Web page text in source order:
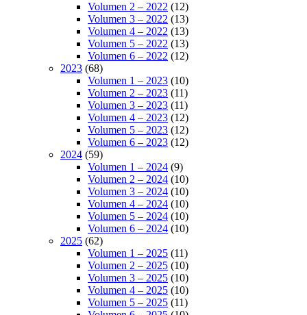
Volumen 2 – 2022 (12)
Volumen 3 – 2022 (13)
Volumen 4 – 2022 (13)
Volumen 5 – 2022 (13)
Volumen 6 – 2022 (12)
2023 (68)
Volumen 1 – 2023 (10)
Volumen 2 – 2023 (11)
Volumen 3 – 2023 (11)
Volumen 4 – 2023 (12)
Volumen 5 – 2023 (12)
Volumen 6 – 2023 (12)
2024 (59)
Volumen 1 – 2024 (9)
Volumen 2 – 2024 (10)
Volumen 3 – 2024 (10)
Volumen 4 – 2024 (10)
Volumen 5 – 2024 (10)
Volumen 6 – 2024 (10)
2025 (62)
Volumen 1 – 2025 (11)
Volumen 2 – 2025 (10)
Volumen 3 – 2025 (10)
Volumen 4 – 2025 (10)
Volumen 5 – 2025 (11)